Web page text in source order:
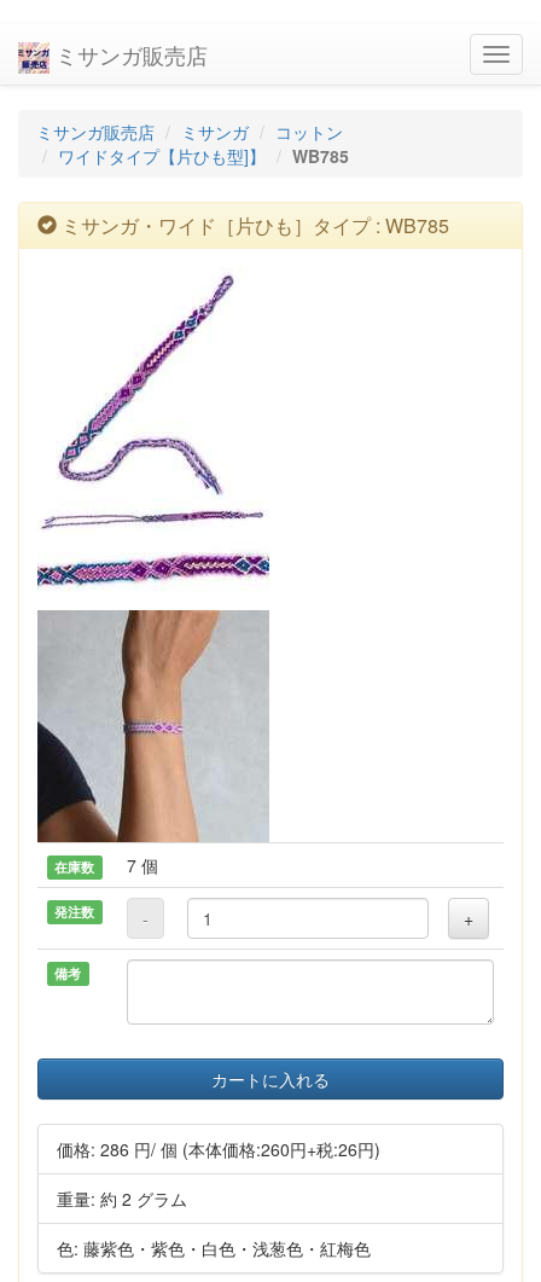
ミサンガ販売店
ミサンガ販売店 ミサンガ
コットン
ワイドタイプ【片ひも型]】
WB785
ミサンガ・ワイド［片ひも］タイプ : WB785
在庫数 7 個
発注数 - +
備考
カートに入れる
価格: 286 円/ 個 (本体価格:260円+税:26円)
重量: 約 2 グラム
色: 藤紫色・紫色・白色・浅葱色・紅梅色